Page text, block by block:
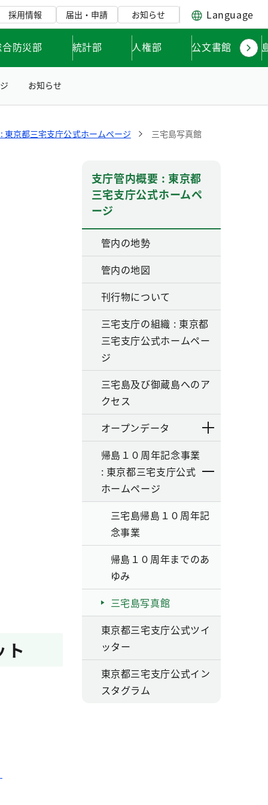
採用情報 届出・申請 お知らせ Language
防災部 統計部 人権部 公文書館
お知らせ
東京都三宅支庁公式ホームページ 三宅島写真館
ト
支庁管内概要 : 東京都
三宅支庁公式ホームペ
ージ
管内の地勢
管内の地図
刊行物について
三宅支庁の組織 : 東京都
三宅支庁公式ホームペー
ジ
三宅島及び御蔵島へのア
クセス
オープンデータ
帰島１０周年記念事業
: 東京都三宅支庁公式
ホームページ
三宅島帰島１０周年記
念事業
帰島１０周年までのあ
ゆみ
三宅島写真館
東京都三宅支庁公式ツイ
ッター
東京都三宅支庁公式イン
スタグラム